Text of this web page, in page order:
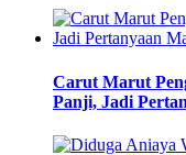
Carut Marut
Panji, Jadi